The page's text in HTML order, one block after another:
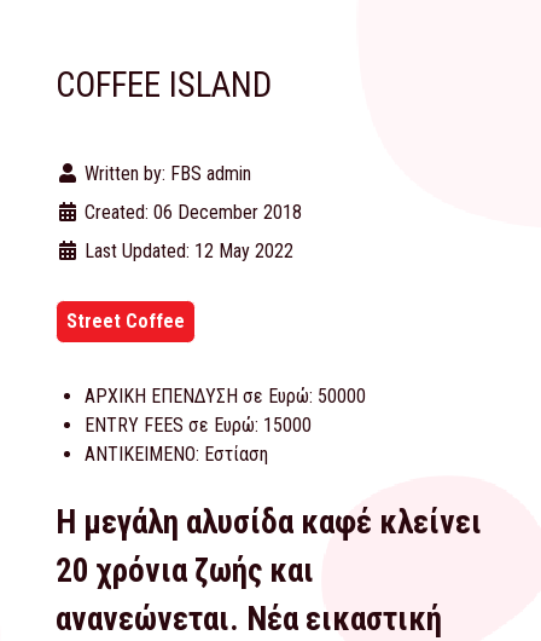
COFFEE ISLAND
Written by: FBS admin
Created: 06 December 2018
Last Updated: 12 May 2022
Street Coffee
ΑΡΧΙΚΗ ΕΠΕΝΔΥΣΗ σε Ευρώ: 50000
ENTRY FEES σε Ευρώ: 15000
ΑΝΤΙΚΕΙΜΕΝΟ: Εστίαση
Η μεγάλη αλυσίδα καφέ κλείνει
20 χρόνια ζωής και
ανανεώνεται. Νέα εικαστική